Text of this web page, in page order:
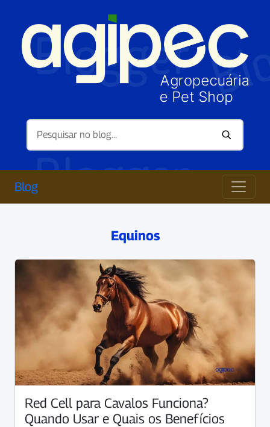
Blog
Equinos
Red Cell para Cavalos Funciona?
Quando Usar e Quais os Benefícios